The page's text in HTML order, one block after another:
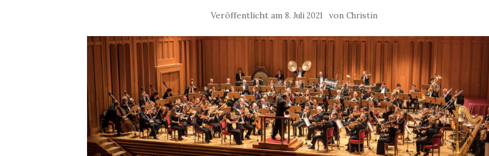
Veröffentlicht am8. Juli 2021 vonChristin